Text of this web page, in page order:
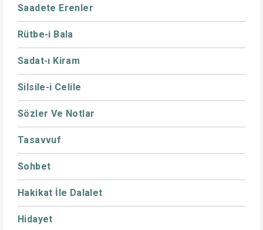
Saadete Erenler
Rütbe-i Bala
Sadat-ı Kiram
Silsile-i Celile
Sözler Ve Notlar
Tasavvuf
Sohbet
Hakikat İle Dalalet
Hidayet